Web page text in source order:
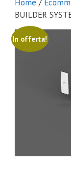
Home /
BUILDER
In offerta!